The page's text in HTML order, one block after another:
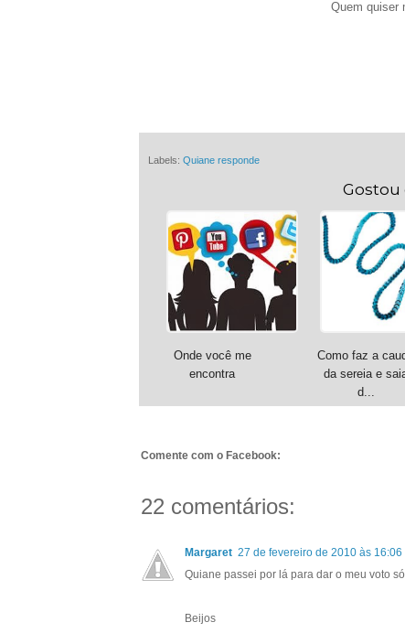
Quem quiser
Labels: Quiane responde
Gostou
Onde você me
encontra
Como faz a
da sereia e
d...
Comente com o Facebook:
22 comentários:
Margaret 27 de fevereiro de 2010 às 16:06
Quiane passei por lá para dar o meu voto
Beijos